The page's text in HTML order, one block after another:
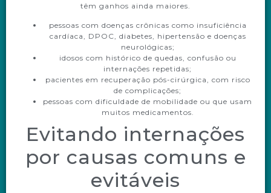
têm ganhos ainda maiores.
pessoas com doenças crônicas como insuficiência
cardíaca, DPOC, diabetes, hipertensão e doenças
neurológicas;
idosos com histórico de quedas, confusão ou
internações repetidas;
pacientes em recuperação pós-cirúrgica, com risco
de complicações;
pessoas com dificuldade de mobilidade ou que usam
muitos medicamentos.
Evitando internações
por causas comuns e
evitáveis